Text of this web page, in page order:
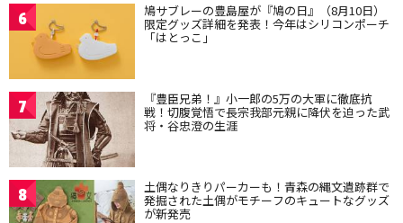
6 鳩サブレーの豊島屋が『鳩の日』（8月10日）
限定グッズ詳細を発表！今年はシリコンポーチ
「はとっこ」
7 『豊臣兄弟！』小一郎の5万の大軍に徹底抗
戦！切腹覚悟で長宗我部元親に降伏を迫った武
将・谷忠澄の生涯
8 土偶なりきりパーカーも！青森の縄文遺跡群で
発掘された土偶がモチーフのキュートなグッズ
が新発売